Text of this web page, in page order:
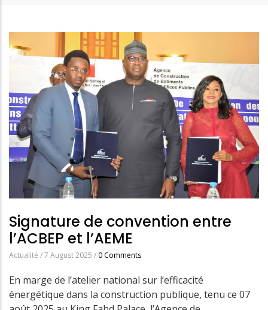
Signature de convention entre
l’ACBEP et l’AEME
Actualité /7 August 2025 / 0 Comments
En marge de l’atelier national sur l’efficacité
énergétique dans la construction publique, tenu ce 07